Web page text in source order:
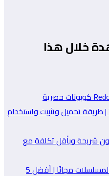
خلال هذا
شرح تطبيق Yacine TV 2026 | طريقة تحميل وتثبيت واستخدام
شريحة وبأقل تكلفة مع
تحميل ومشاهدة الأفلام والمسلسلات مجانًا | أفضل 5